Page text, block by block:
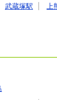
武蔵塚駅